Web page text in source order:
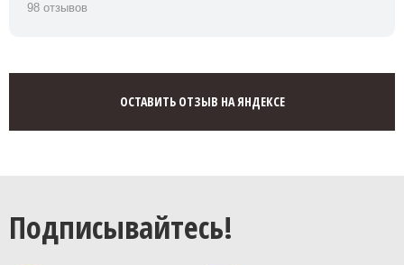
98 отзывов
ОСТАВИТЬ ОТЗЫВ НА ЯНДЕКСЕ
Подписывайтесь!